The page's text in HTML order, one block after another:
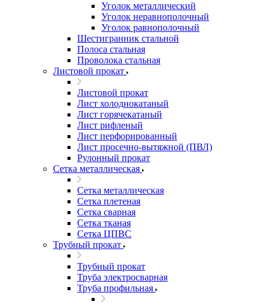
Уголок металлический
Уголок неравнополочный
Уголок равнополочный
Шестигранник стальной
Полоса стальная
Проволока стальная
Листовой прокат
Листовой прокат
Лист холоднокатаный
Лист горячекатаный
Лист рифленый
Лист перфорированный
Лист просечно-вытяжной (ПВЛ)
Рулонный прокат
Сетка металлическая
Сетка металлическая
Сетка плетеная
Сетка сварная
Сетка тканая
Сетка ЦПВС
Трубный прокат
Трубный прокат
Труба электросварная
Труба профильная